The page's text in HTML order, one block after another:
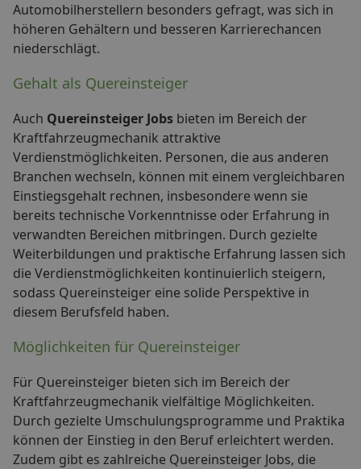
Automobilherstellern besonders gefragt, was sich in
höheren Gehältern und besseren Karrierechancen
niederschlägt.
Gehalt als Quereinsteiger
Auch Quereinsteiger Jobs bieten im Bereich der
Kraftfahrzeugmechanik attraktive
Verdienstmöglichkeiten. Personen, die aus anderen
Branchen wechseln, können mit einem vergleichbaren
Einstiegsgehalt rechnen, insbesondere wenn sie
bereits technische Vorkenntnisse oder Erfahrung in
verwandten Bereichen mitbringen. Durch gezielte
Weiterbildungen und praktische Erfahrung lassen sich
die Verdienstmöglichkeiten kontinuierlich steigern,
sodass Quereinsteiger eine solide Perspektive in
diesem Berufsfeld haben.
Möglichkeiten für Quereinsteiger
Für Quereinsteiger bieten sich im Bereich der
Kraftfahrzeugmechanik vielfältige Möglichkeiten.
Durch gezielte Umschulungsprogramme und Praktika
können der Einstieg in den Beruf erleichtert werden.
Zudem gibt es zahlreiche Quereinsteiger Jobs, die